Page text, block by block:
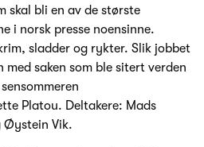
skal bli en av de største
i norsk presse noensinne.
sladder og rykter. Slik jobbet
med saken som ble sitert verden
Platou. Deltakere: Mads
Øystein Vik.